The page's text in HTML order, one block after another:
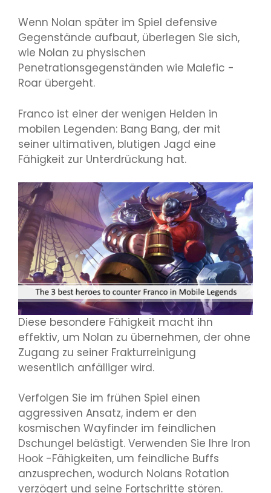
Wenn Nolan später im Spiel defensive
Gegenstände aufbaut, überlegen Sie sich,
wie Nolan zu physischen
Penetrationsgegenständen wie Malefic -
Roar übergeht.
Franco ist einer der wenigen Helden in
mobilen Legenden: Bang Bang, der mit
seiner ultimativen, blutigen Jagd eine
Fähigkeit zur Unterdrückung hat.
Diese besondere Fähigkeit macht ihn
effektiv, um Nolan zu übernehmen, der ohne
Zugang zu seiner Frakturreinigung
wesentlich anfälliger wird.
Verfolgen Sie im frühen Spiel einen
aggressiven Ansatz, indem er den
kosmischen Wayfinder im feindlichen
Dschungel belästigt. Verwenden Sie Ihre Iron
Hook -Fähigkeiten, um feindliche Buffs
anzusprechen, wodurch Nolans Rotation
verzögert und seine Fortschritte stören.